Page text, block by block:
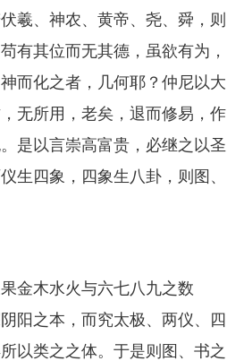
羲、神农、黄帝、尧、舜，则
有其位而无其德，虽欲有为，
而化之者，几何耶？仲尼以大
无所用，老矣，退而修易，作
是以言崇高富贵，必继之以圣
生四象，四象生八卦，则图、
金木水火与六七八九之数
阳之本，而究太极、两仪、四
以类之之体。于是则图、书之